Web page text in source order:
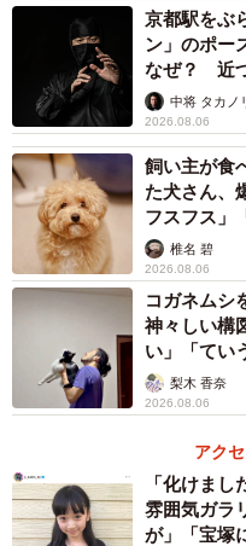
息子くんはいつもこんな風に撮
息子くんが影絵撮影に使用して
セットから演出など、す
画に、たくさんの方から
んはそのことを息子さん
京都駅をぶ
ン」のポー
なぜ？ 近
未熟」中将 タカノ
2026.08.06
飼い主が食
た犬さん、
フスフス」
椎名 碧
2026.08.06
コガネムシ
神々しい構
い」「てい
梨木 香奈
2026.08.06
アク
「化けま
雰囲気ガラ
が」「宝塚